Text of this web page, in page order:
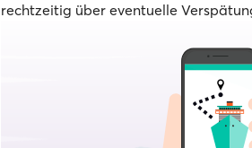
rechtzeitig über eventuelle